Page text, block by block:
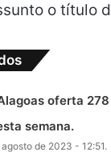
o título
oferta
semana.
de 2023 - 12:51.